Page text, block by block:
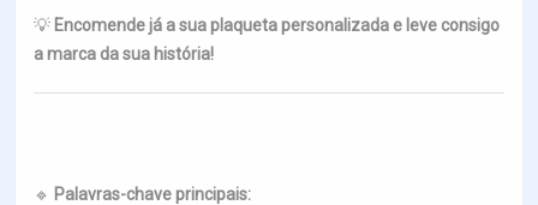
💡 Encomende já a sua plaqueta personalizada e leve consigo
a marca da sua história!
🔹 Palavras-chave principais: